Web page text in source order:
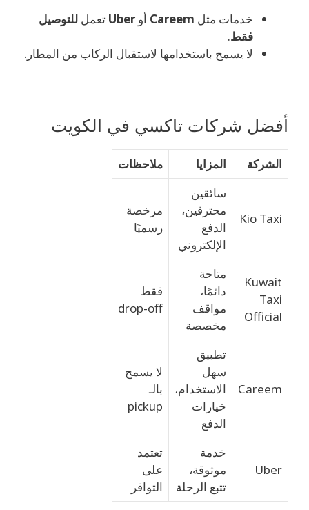
خدمات مثل Careem أوUber تعمل للتوصيل
فقط.
لا يسمح باستخدامها لاستقبال الركاب من المطار.
أفضل شركات تاكسي في الكويت
الشركة المزايا ملاحظات
Kio Taxi
سائقين
محترفين،
الدفع
الإلكتروني
مرخصة
رسميًا
Kuwait
Taxi
Official
متاحة
دائمًا،
مواقف
مخصصة
فقط
drop-off
Careem
تطبيق
سهل
الاستخدام،
خيارات
الدفع
لا يسمح
بالـ
pickup
Uber
خدمة
موثوقة،
تتبع الرحلة
تعتمد
على
التوافر